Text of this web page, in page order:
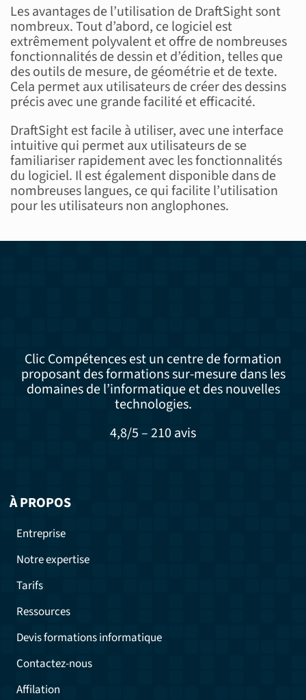
Les avantages de l’utilisation de DraftSight sont
nombreux. Tout d’abord, ce logiciel est
extrêmement polyvalent et offre de nombreuses
fonctionnalités de dessin et d’édition, telles que
des outils de mesure, de géométrie et de texte.
Cela permet aux utilisateurs de créer des dessins
précis avec une grande facilité et efficacité.
DraftSight est facile à utiliser, avec une interface
intuitive qui permet aux utilisateurs de se
familiariser rapidement avec les fonctionnalités
du logiciel. Il est également disponible dans de
nombreuses langues, ce qui facilite l’utilisation
pour les utilisateurs non anglophones.
Clic Compétences est un centre de formation
proposant des formations sur-mesure dans les
domaines de l’informatique et des nouvelles
technologies.
4,8/5 – 210 avis
À PROPOS
Entreprise
Notre expertise
Tarifs
Ressources
Devis formations informatique
Contactez-nous
Affilation